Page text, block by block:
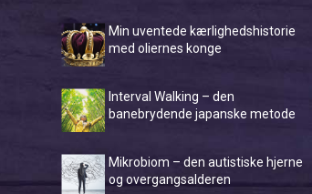
Min uventede kærlighedshistorie
med oliernes konge
Interval Walking – den
banebrydende japanske metode
Mikrobiom – den autistiske hjerne
og overgangsalderen